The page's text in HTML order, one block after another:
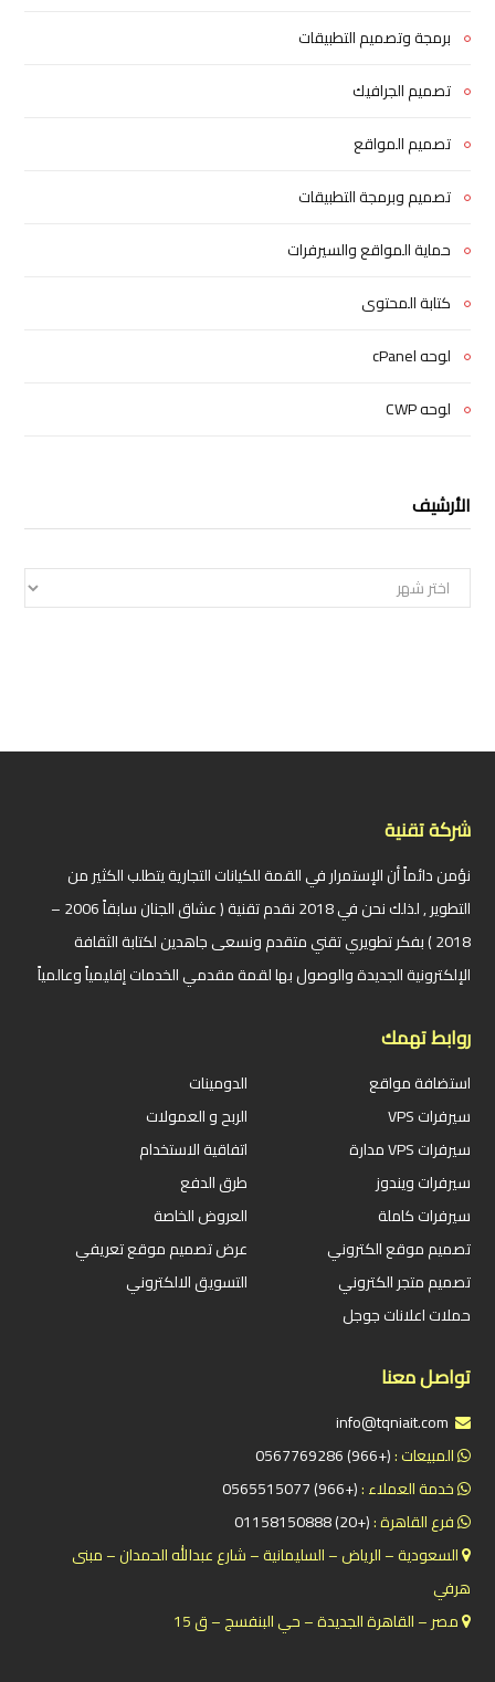
برمجة وتصميم التطبيقات
تصميم الجرافيك
تصميم المواقع
تصميم وبرمجة التطبيقات
حماية المواقع والسيرفرات
كتابة المحتوى
لوحه cPanel
لوحه CWP
الأرشيف
الأرشيف
شركة تقنية
نؤمن دائماً أن الإستمرار في القمة للكيانات التجارية يتطلب الكثير من
التطوير , لذلك نحن في 2018 نقدم تقنية ( عشاق الجنان سابقاً 2006 –
2018 ) بفكر تطويري تقني متقدم ونسعى جاهدين لكتابة الثقافة
الإلكترونية الجديدة والوصول بها لقمة مقدمي الخدمات إقليمياً وعالمياً
روابط تهمك
استضافة مواقع
سيرفرات VPS
سيرفرات VPS مدارة
سيرفرات ويندوز
سيرفرات كاملة
تصميم موقع الكتروني
تصميم متجر الكتروني
حملات اعلانات جوجل
الدومينات
الربح و العمولات
اتفاقية الاستخدام
طرق الدفع
العروض الخاصة
عرض تصميم موقع تعريفي
التسويق الالكتروني
تواصل معنا
المبيعات :(+966) 0567769286
خدمة العملاء :(+966) 0565515077
فرع القاهرة :(+20) 01158150888
السعودية – الرياض – السليمانية – شارع عبدالله الحمدان – مبنى
هرفي
مصر – القاهرة الجديدة – حي البنفسج – ق 15